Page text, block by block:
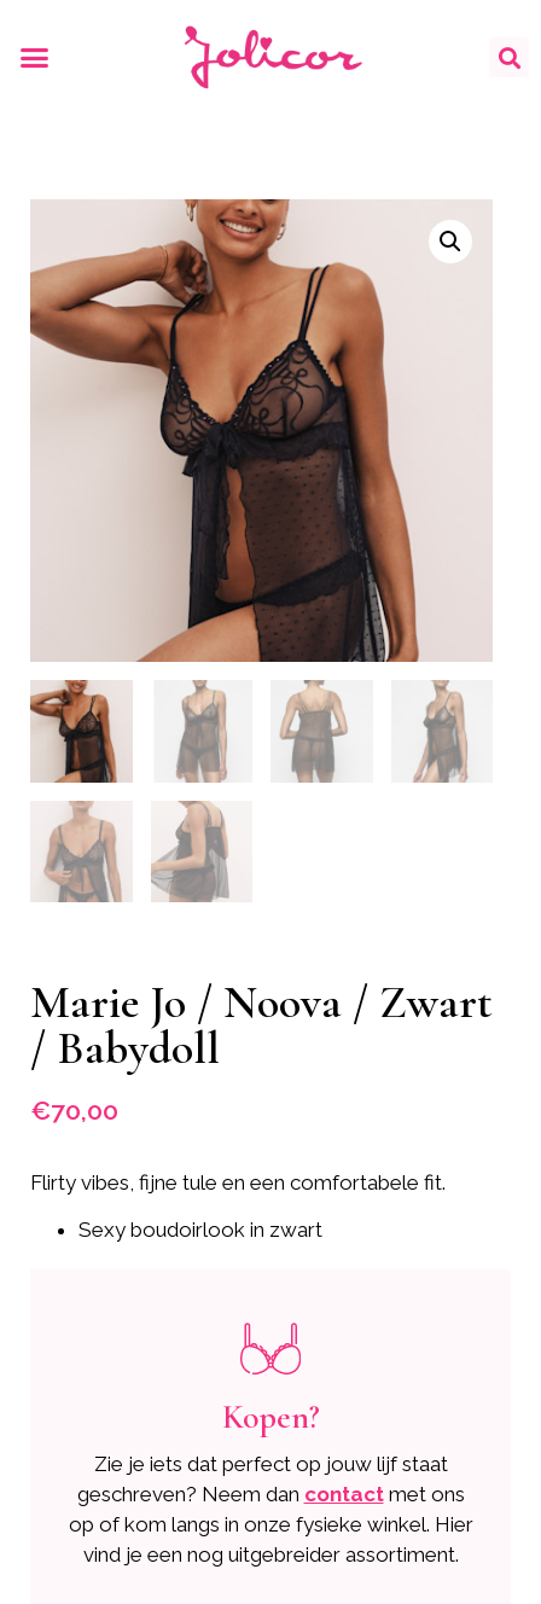
Marie Jo / Noova / Zwart
/ Babydoll
€70,00
Flirty vibes, fijne tule en een comfortabele fit.
Sexy boudoirlook in zwart
Kopen?
Zie je iets dat perfect op jouw lijf staat
geschreven? Neem dan contact met ons
op of kom langs in onze fysieke winkel. Hier
vind je een nog uitgebreider assortiment.